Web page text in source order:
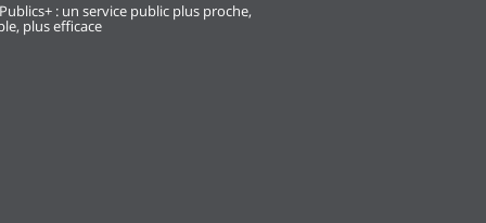
: un service public plus proche,
plus efficace